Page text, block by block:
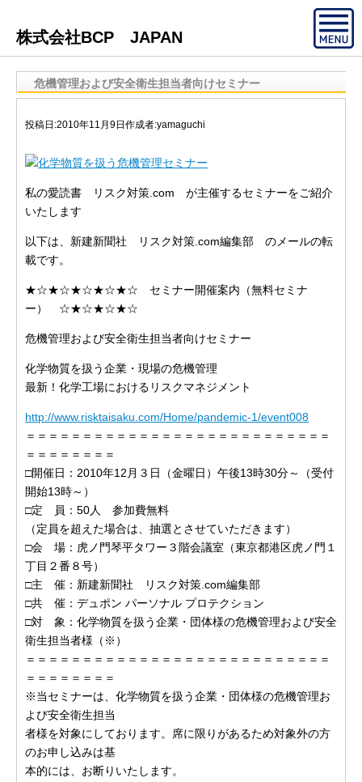
株式会社BCP JAPAN
危機管理および安全衛生担当者向けセミナー
投稿日:2010年11月9日 作成者:yamaguchi
私の愛読書 リスク対策.com が主催するセミナーをご紹介
いたします
以下は、新建新聞社 リスク対策.com編集部 のメールの転
載です。
★☆★☆★☆★☆★☆ セミナー開催案内（無料セミナ
ー） ☆★☆★☆★☆
危機管理および安全衛生担当者向けセミナー
化学物質を扱う企業・現場の危機管理
最新！化学工場におけるリスクマネジメント
http://www.risktaisaku.com/Home/pandemic-1/event008
＝＝＝＝＝＝＝＝＝＝＝＝＝＝＝＝＝＝＝＝＝＝＝＝＝＝＝
＝＝＝＝＝＝＝＝
□開催日：2010年12月３日（金曜日）午後13時30分～（受付
開始13時～）
□定 員：50人 参加費無料
（定員を超えた場合は、抽選とさせていただきます）
□会 場：虎ノ門琴平タワー３階会議室（東京都港区虎ノ門１
丁目２番８号）
□主 催：新建新聞社 リスク対策.com編集部
□共 催：デュポン パーソナル プロテクション
□対 象：化学物質を扱う企業・団体様の危機管理および安全
衛生担当者様（※）
＝＝＝＝＝＝＝＝＝＝＝＝＝＝＝＝＝＝＝＝＝＝＝＝＝＝＝
＝＝＝＝＝＝＝＝
※当セミナーは、化学物質を扱う企業・団体様の危機管理お
よび安全衛生担当
者様を対象にしております。席に限りがあるため対象外の方
のお申し込みは基
本的には、お断りいたします。